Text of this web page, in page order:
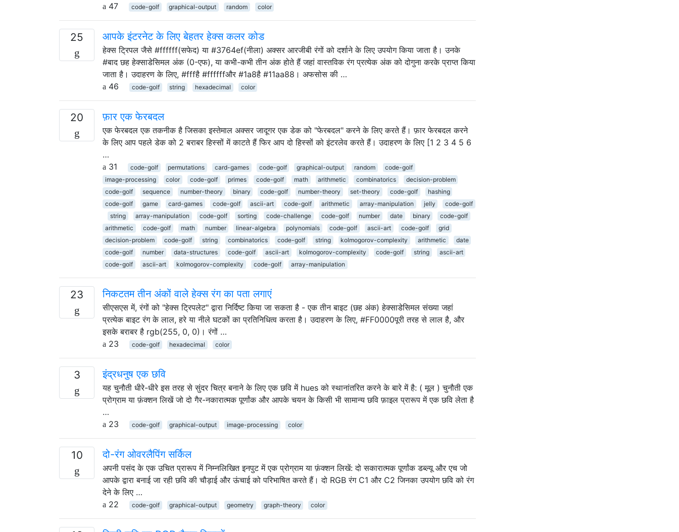
47
code-golf graphical-output random color
25 आपके इंटरनेट के लिए बेहतर हेक्स कलर कोड
हेक्स ट्रिपल जैसे #ffffff(सफेद) या #3764ef(नीला) अक्सर आरजीबी रंगों को दर्शाने के लिए उपयोग किया जाता है। उनके
#बाद छह हेक्साडेसिमल अंक (0-एफ), या कभी-कभी तीन अंक होते हैं जहां वास्तविक रंग प्रत्येक अंक को दोगुना करके प्राप्त किया
जाता है। उदाहरण के लिए, #fffहै #ffffffऔर #1a8है #11aa88। अफसोस की …
46
code-golf string hexadecimal color
20 फ़ार एक फेरबदल
एक फेरबदल एक तकनीक है जिसका इस्तेमाल अक्सर जादूगर एक डेक को "फेरबदल" करने के लिए करते हैं। फ़ार फेरबदल करने
के लिए आप पहले डेक को 2 बराबर हिस्सों में काटते हैं फिर आप दो हिस्सों को इंटरलेव करते हैं। उदाहरण के लिए [1 2 3 4 5 6
…
31
code-golf permutations card-games code-golf graphical-output random
code-golf
image-processing
color code-golf primes code-golf math arithmetic combinatorics
decision-problem
code-golf
sequence number-theory binary code-golf number-theory set-theory code-golf
hashing
code-golf
game card-games code-golf ascii-art code-golf arithmetic array-manipulation jelly
code-golf
string
array-manipulation code-golf sorting code-challenge code-golf number date binary
code-golf
arithmetic
code-golf math number linear-algebra polynomials code-golf ascii-art code-golf
grid
decision-problem
code-golf string combinatorics code-golf string kolmogorov-complexity arithmetic
date
code-golf
number data-structures code-golf ascii-art kolmogorov-complexity code-golf string
ascii-art
code-golf
ascii-art kolmogorov-complexity code-golf array-manipulation
23 निकटतम तीन अंकों वाले हेक्स रंग का पता लगाएं
सीएसएस में, रंगों को "हेक्स ट्रिपलेट" द्वारा निर्दिष्ट किया जा सकता है - एक तीन बाइट (छह अंक) हेक्साडेसिमल संख्या जहां
प्रत्येक बाइट रंग के लाल, हरे या नीले घटकों का प्रतिनिधित्व करता है। उदाहरण के लिए, #FF0000पूरी तरह से लाल है, और
इसके बराबर है rgb(255, 0, 0)। रंगों …
23
code-golf hexadecimal color
3 इंद्रधनुष एक छवि
यह चुनौती धीरे-धीरे इस तरह से सुंदर चित्र बनाने के लिए एक छवि में hues को स्थानांतरित करने के बारे में है: ( मूल ) चुनौती एक
प्रोग्राम या फ़ंक्शन लिखें जो दो गैर-नकारात्मक पूर्णांक और आपके चयन के किसी भी सामान्य छवि फ़ाइल प्रारूप में एक छवि लेता है
…
23
code-golf graphical-output image-processing color
10 दो-रंग ओवरलैपिंग सर्किल
अपनी पसंद के एक उचित प्रारूप में निम्नलिखित इनपुट में एक प्रोग्राम या फ़ंक्शन लिखें: दो सकारात्मक पूर्णांक डब्ल्यू और एच जो
आपके द्वारा बनाई जा रही छवि की चौड़ाई और ऊंचाई को परिभाषित करते हैं। दो RGB रंग C1 और C2 जिनका उपयोग छवि को रंग
देने के लिए …
22
code-golf graphical-output geometry graph-theory color